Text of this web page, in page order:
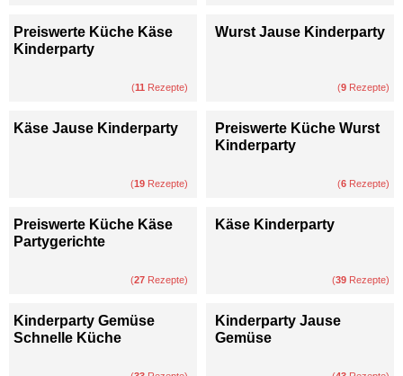
Preiswerte Küche Käse
Kinderparty
(11 Rezepte)
Wurst Jause Kinderparty
(9 Rezepte)
Käse Jause Kinderparty
(19 Rezepte)
Preiswerte Küche Wurst
Kinderparty
(6 Rezepte)
Preiswerte Küche Käse
Partygerichte
(27 Rezepte)
Käse Kinderparty
(39 Rezepte)
Kinderparty Gemüse
Schnelle Küche
Kinderparty Jause
Gemüse